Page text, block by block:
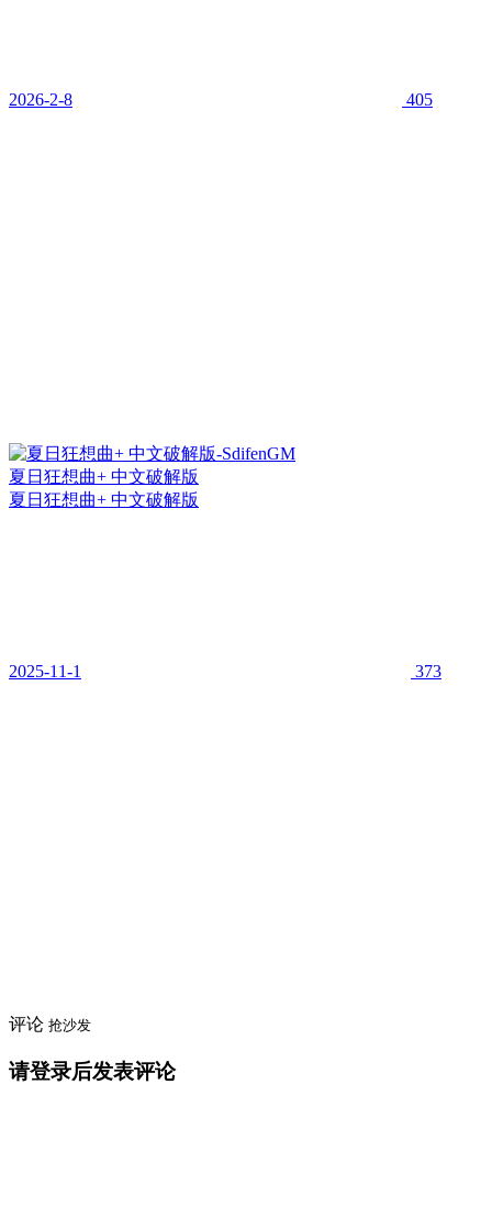
2026-2-8 405
夏日狂想曲+ 中文破解版
夏日狂想曲+ 中文破解版
2025-11-1 373
评论 抢沙发
请登录后发表评论